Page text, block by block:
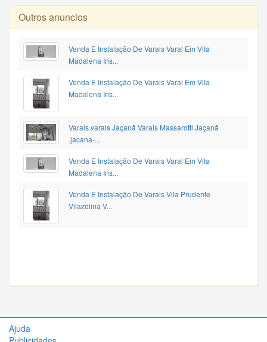
Outros anuncios
Venda E Instalação De Varais Varal Em Vila
Madalena Ins...
Venda E Instalação De Varais Varal Em Vila
Madalena Ins...
Varais.varais Jaçanã Varais Massarotti Jaçanã
.jacana-...
Venda E Instalação De Varais Varal Em Vila
Madalena Ins...
Venda E Instalação De Varais Vila Prudente
Vilazelina V...
Ajuda